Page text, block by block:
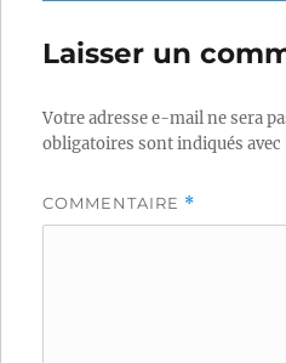
Laisser un
Votre adresse e-mail ne sera
obligatoires sont indiqués avec
COMMENTAIRE *